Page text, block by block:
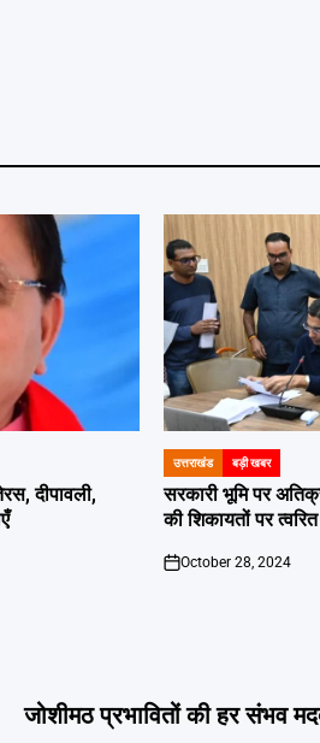
दीपावली,
POSTED
IN
उत्तराखंड बड़ी खबर
सरकारी भूमि पर
की शिकायतों पर
on
October 28, 2024
जोशीमठ प्रभावितों की हर संभव